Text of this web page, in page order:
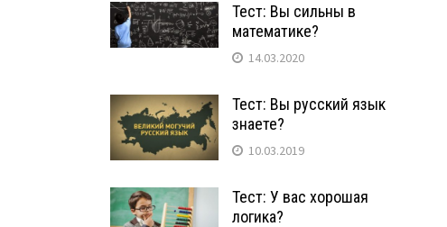
Тест: Вы сильны в
математике?
14.03.2020
Тест: Вы русский язык
знаете?
10.03.2019
Тест: У вас хорошая
логика?